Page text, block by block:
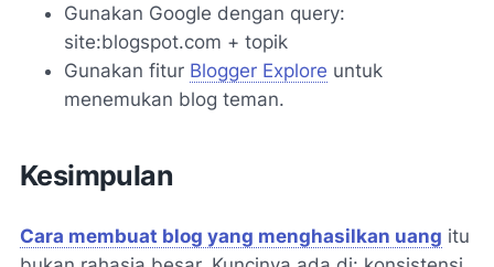
Gunakan Google dengan query:
site:blogspot.com + topik
Gunakan fitur Blogger Explore untuk
menemukan blog teman.
Kesimpulan
Cara membuat blog yang menghasilkan uang itu